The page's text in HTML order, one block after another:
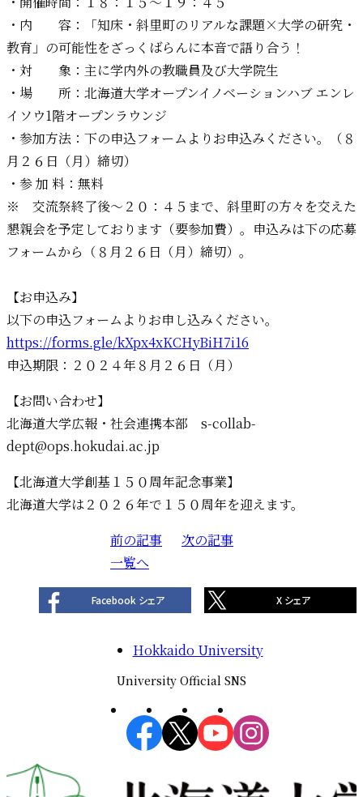
・内 容：「知床・斜里町のリアルな課題×大学の研究・
教育」の可能性をざっくばらんに本音で語り合う！
・対 象：主に学内外の教職員及び大学院生
・場 所：北海道大学オープンイノベーションハブ エンレ
イソウ1階オープンラウンジ
・参加方法：下の申込フォームよりお申込みください。（８
月２６日（月）締切）
・参 加 料：無料
※ 交流祭終了後～２０：４５まで、斜里町の方々を交えた
懇親会を予定しております（要参加費）。申込みは下の応募
フォームから（８月２６日（月）締切）。
【お申込み】
以下の申込フォームよりお申し込みください。
https://forms.gle/kXpx4xKCHyBiH7i16
申込期限：２０２４年８月２６日（月）
【お問い合わせ】
北海道大学広報・社会連携本部 s-collab-
dept@ops.hokudai.ac.jp
【北海道大学創基１５０周年記念事業】
北海道大学は２０２６年で１５０周年を迎えます。
投
ナ
ー
シ
ン
前の記事
一覧へ
次の記事
Facebook シェア X シェア
Hokkaido University
University Official SNS